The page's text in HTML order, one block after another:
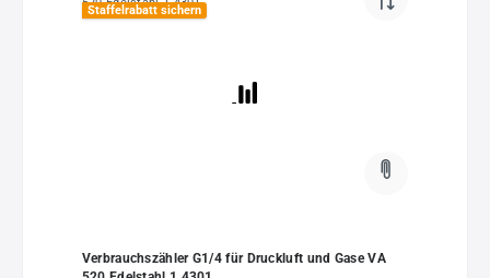
Staffelrabatt sichern
Verbrauchszähler G1/4 für Druckluft und Gase VA